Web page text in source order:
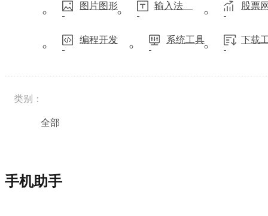
图片图形 输入法 股票
编程开发 系统工具 下载
类别：
全部
手机助手